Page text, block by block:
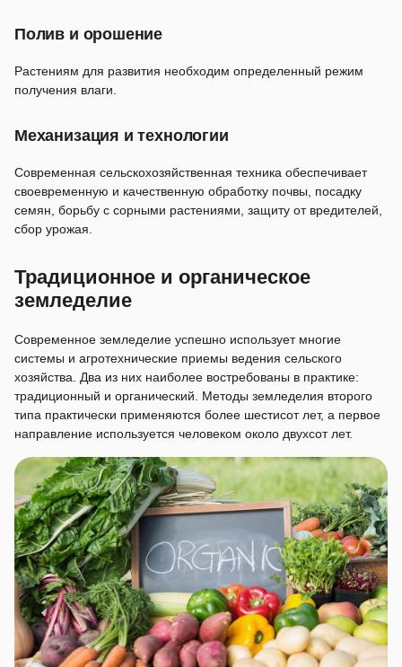
Полив и орошение
Растениям для развития необходим определенный режим
получения влаги.
Механизация и технологии
Современная сельскохозяйственная техника обеспечивает
своевременную и качественную обработку почвы, посадку
семян, борьбу с сорными растениями, защиту от вредителей,
сбор урожая.
Традиционное и органическое
земледелие
Современное земледелие успешно использует многие
системы и агротехнические приемы ведения сельского
хозяйства. Два из них наиболее востребованы в практике:
традиционный и органический. Методы земледелия второго
типа практически применяются более шестисот лет, а первое
направление используется человеком около двухсот лет.